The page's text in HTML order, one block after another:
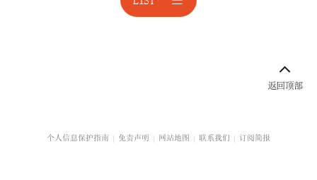
个人信息保护指南 免责声明 网站地图 联系我们 订阅简报